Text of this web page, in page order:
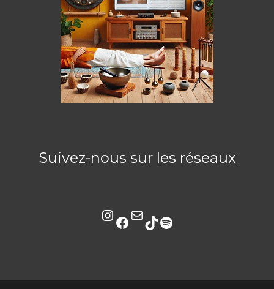
Suivez-nous sur les réseaux